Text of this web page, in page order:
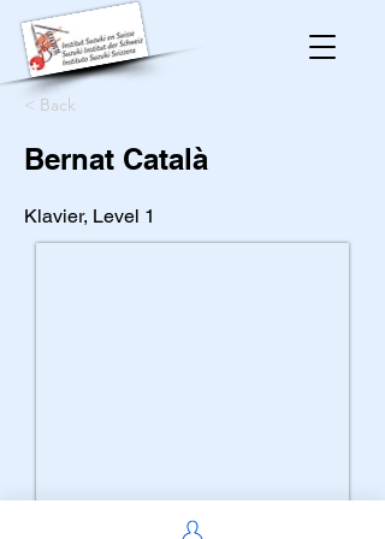
< Back
Bernat Català
Klavier, Level 1